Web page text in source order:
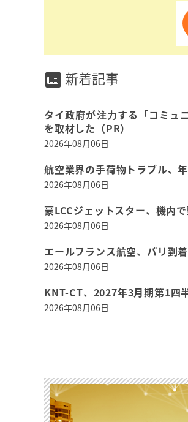
新着記事
タイ政府が注力する「コミュ
を取材した（PR）
2026年08月06日
航空業界の手荷物トラブル、
2026年08月06日
豪LCCジェットスター、機内
2026年08月06日
エールフランス航空、パリ到
2026年08月06日
KNT-CT、2027年3月期第1四
2026年08月06日